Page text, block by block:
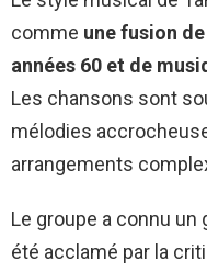
comme une fusion
années 60 et de
Les chansons sont
mélodies
arrangements
Le groupe a connu
été acclamé par la